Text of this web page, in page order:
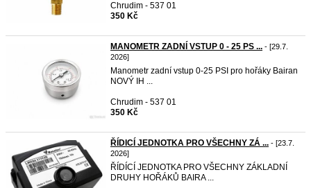
Chrudim - 537 01
350 Kč
MANOMETR ZADNÍ VSTUP 0 - 25 PS ... - [29.7.
2026]
Manometr zadní vstup 0-25 PSI pro hořáky Bairan
NOVÝ IH ...
Chrudim - 537 01
350 Kč
ŘÍDICÍ JEDNOTKA PRO VŠECHNY ZÁ ... - [23.7.
2026]
ŘÍDÍCÍ JEDNOTKA PRO VŠECHNY ZÁKLADNÍ
DRUHY HOŘÁKŮ BAIRA ...